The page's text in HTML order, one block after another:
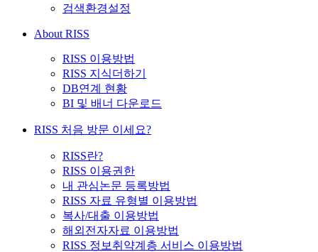
검색환경설정
About RISS
RISS 이용방법
RISS 지식더하기
DB연계 현황
BI 및 배너 다운로드
RISS 처음 방문 이세요?
RISS란?
RISS 이용권한
내 관심논문 등록방법
RISS 자료 유형별 이용방법
복사/대출 이용방법
해외전자자료 이용방법
RISS 정보취약계층 서비스 이용방법